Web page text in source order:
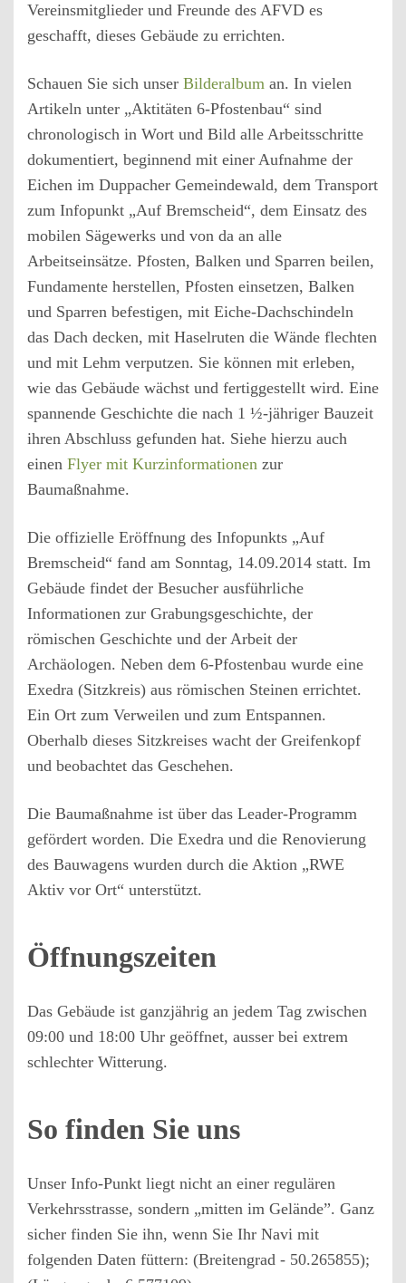
Vereinsmitglieder und Freunde des AFVD es
geschafft, dieses Gebäude zu errichten.
Schauen Sie sich unser Bilderalbum an. In vielen
Artikeln unter „Aktitäten 6-Pfostenbau“ sind
chronologisch in Wort und Bild alle Arbeitsschritte
dokumentiert, beginnend mit einer Aufnahme der
Eichen im Duppacher Gemeindewald, dem Transport
zum Infopunkt „Auf Bremscheid“, dem Einsatz des
mobilen Sägewerks und von da an alle
Arbeitseinsätze. Pfosten, Balken und Sparren beilen,
Fundamente herstellen, Pfosten einsetzen, Balken
und Sparren befestigen, mit Eiche-Dachschindeln
das Dach decken, mit Haselruten die Wände flechten
und mit Lehm verputzen. Sie können mit erleben,
wie das Gebäude wächst und fertiggestellt wird. Eine
spannende Geschichte die nach 1 ½-jähriger Bauzeit
ihren Abschluss gefunden hat. Siehe hierzu auch
einen Flyer mit Kurzinformationen zur
Baumaßnahme.
Die offizielle Eröffnung des Infopunkts „Auf
Bremscheid“ fand am Sonntag, 14.09.2014 statt. Im
Gebäude findet der Besucher ausführliche
Informationen zur Grabungsgeschichte, der
römischen Geschichte und der Arbeit der
Archäologen. Neben dem 6-Pfostenbau wurde eine
Exedra (Sitzkreis) aus römischen Steinen errichtet.
Ein Ort zum Verweilen und zum Entspannen.
Oberhalb dieses Sitzkreises wacht der Greifenkopf
und beobachtet das Geschehen.
Die Baumaßnahme ist über das Leader-Programm
gefördert worden. Die Exedra und die Renovierung
des Bauwagens wurden durch die Aktion „RWE
Aktiv vor Ort“ unterstützt.
Öffnungszeiten
Das Gebäude ist ganzjährig an jedem Tag zwischen
09:00 und 18:00 Uhr geöffnet, ausser bei extrem
schlechter Witterung.
So finden Sie uns
Unser Info-Punkt liegt nicht an einer regulären
Verkehrsstrasse, sondern „mitten im Gelände”. Ganz
sicher finden Sie ihn, wenn Sie Ihr Navi mit
folgenden Daten füttern: (Breitengrad - 50.265855);